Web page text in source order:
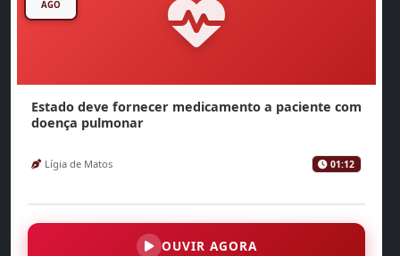
AGO
Estado deve fornecer medicamento a paciente com
doença pulmonar
Lígia de Matos 01:12
OUVIR AGORA